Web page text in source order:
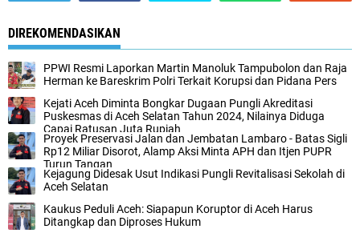
DIREKOMENDASIKAN
PPWI Resmi Laporkan Martin Manoluk Tampubolon dan Raja
Herman ke Bareskrim Polri Terkait Korupsi dan Pidana Pers
Kejati Aceh Diminta Bongkar Dugaan Pungli Akreditasi
Puskesmas di Aceh Selatan Tahun 2024, Nilainya Diduga
Capai Ratusan Juta Rupiah
Proyek Preservasi Jalan dan Jembatan Lambaro - Batas Sigli
Rp12 Miliar Disorot, Alamp Aksi Minta APH dan Itjen PUPR
Turun Tangan
Kejagung Didesak Usut Indikasi Pungli Revitalisasi Sekolah di
Aceh Selatan
Kaukus Peduli Aceh: Siapapun Koruptor di Aceh Harus
Ditangkap dan Diproses Hukum